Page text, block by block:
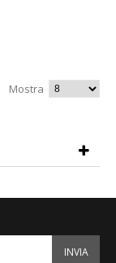
Mostra
INVIA